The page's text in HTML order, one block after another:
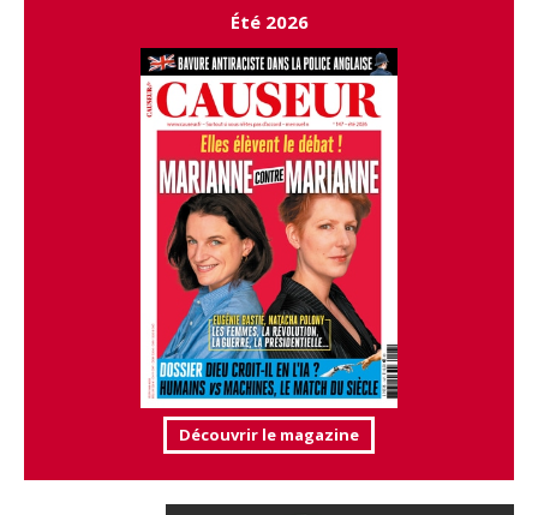
Été 2026
Découvrir le magazine